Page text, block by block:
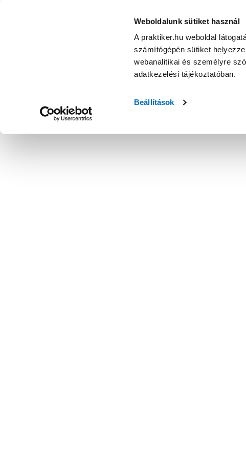
Weboldalunk sütiket használ
A praktiker.hu weboldal
számítógépén sütiket
webanalitikai és személyre
adatkezelési tájékoztatóban.
Beállítások